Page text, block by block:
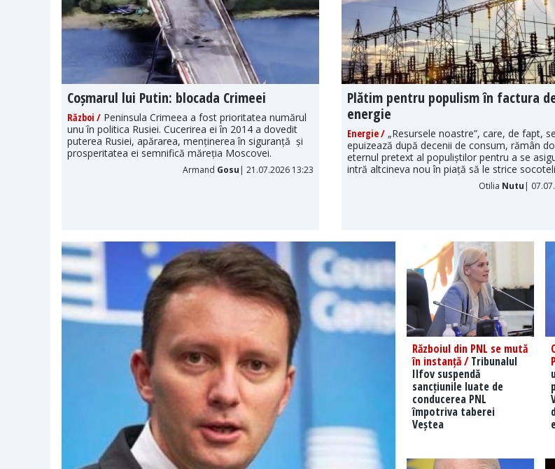
Coșmarul lui Putin: blocada Crimeei
Război / Peninsula Crimeea a fost prioritatea numărul
unu în politica Rusiei. Cucerirea ei în 2014 a dovedit
puterea Rusiei, apărarea, menținerea în siguranță și
prosperitatea ei semnifică măreția Moscovei.
Armand Gosu | 21.07.2026 13:23
Plătim pentru populism în factura
energie
Energie / „Resursele noastre”, care, de fapt, se
epuizează după decenii de consum, rămân
eternul pretext al populiștilor pentru a se
intră altcineva nou în piață să le strice
Otilia Nutu |
Războiul din PNL se mută
în instanță /Tribunalul
Ilfov suspendă
sancțiunile luate de
conducerea PNL
împotriva taberei
Veștea